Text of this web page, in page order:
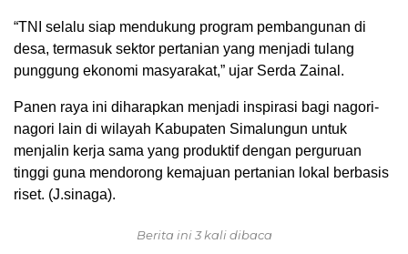
“TNI selalu siap mendukung program pembangunan di
desa, termasuk sektor pertanian yang menjadi tulang
punggung ekonomi masyarakat,” ujar Serda Zainal.
Panen raya ini diharapkan menjadi inspirasi bagi nagori-
nagori lain di wilayah Kabupaten Simalungun untuk
menjalin kerja sama yang produktif dengan perguruan
tinggi guna mendorong kemajuan pertanian lokal berbasis
riset. (J.sinaga).
Berita ini 3 kali dibaca